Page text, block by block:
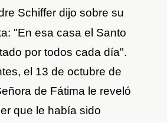
Schiffer dijo sobre su
"En esa casa el Santo
por todos cada día".
el 13 de octubre de
de Fátima le reveló
que le había sido